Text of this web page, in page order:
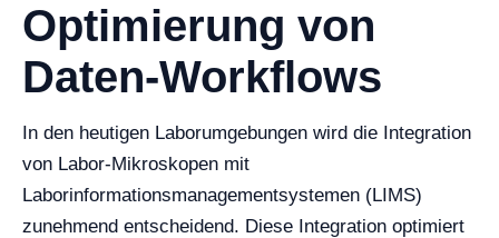
Optimierung von
Daten-Workflows
In den heutigen Laborumgebungen wird die Integration
von Labor-Mikroskopen mit
Laborinformationsmanagementsystemen (LIMS)
zunehmend entscheidend. Diese Integration optimiert